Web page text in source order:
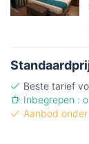
Beste tarief
Inbegrepen :
Aanbod